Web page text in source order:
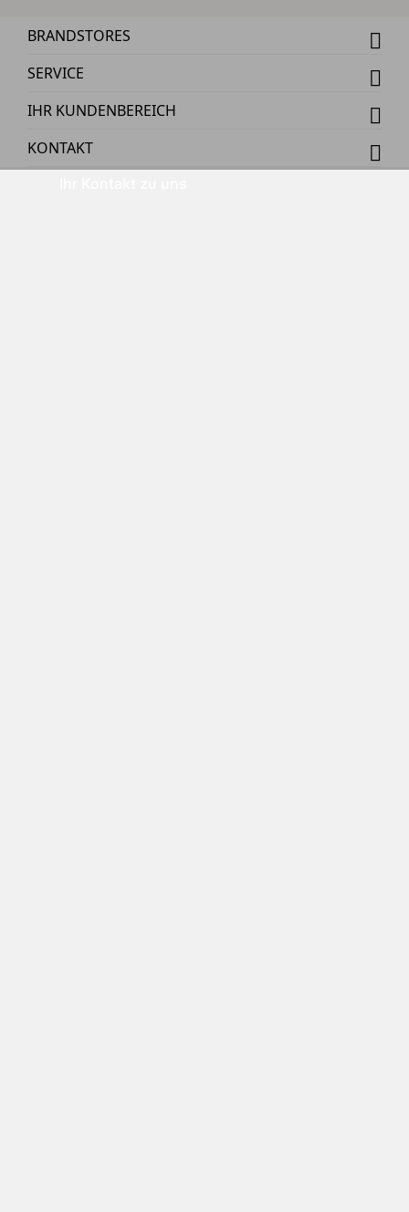
BRANDSTORES
SERVICE
IHR KUNDENBEREICH
KONTAKT